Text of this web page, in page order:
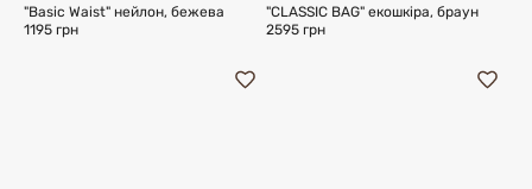
"Basic Waist" нейлон, бежева
1195 грн
"CLASSIC BAG" екошкіра, браун
2595 грн